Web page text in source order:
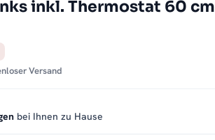
inkl. Thermostat 60 cm
Versand
bei Ihnen zu Hause